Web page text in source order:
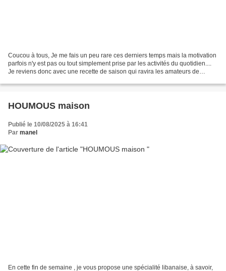
Coucou à tous, Je me fais un peu rare ces derniers temps mais la motivation
parfois n'y est pas ou tout simplement prise par les activités du quotidien....
Je reviens donc avec une recette de saison qui ravira les amateurs de
HOUMOUS maison
Publié le 10/08/2025 à 16:41
Par manel
En cette fin de semaine , je vous propose une spécialité libanaise, à savoir,